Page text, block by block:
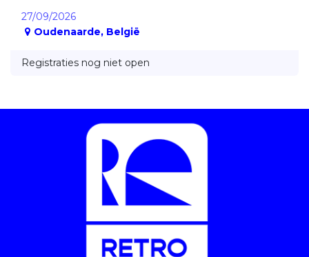
27/09/2026
Oudenaarde, België
Registraties nog niet open